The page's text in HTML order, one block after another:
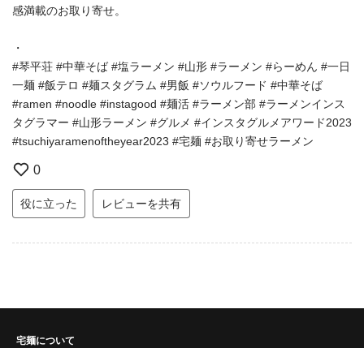
感満載のお取り寄せ。
・
⁡#琴平荘 #中華そば #塩ラーメン #山形 #ラーメン #らーめん #一日
一麺 #飯テロ #麺スタグラム #男飯 #ソウルフード #中華そば
#ramen #noodle #instagood #麺活 #ラーメン部 #ラーメンインス
タグラマー #山形ラーメン #グルメ #インスタグルメアワード2023
#tsuchiyaramenoftheyear2023 #宅麺 #お取り寄せラーメン
0
役に立った レビューを共有
宅麺について